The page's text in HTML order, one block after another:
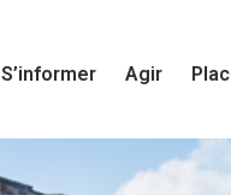
S’informer Agir